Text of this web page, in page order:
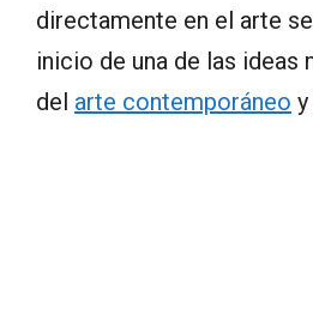
directamente en el arte
inicio de una de las ideas
del arte contemporáneo